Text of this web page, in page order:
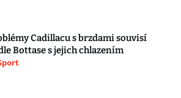
Cadillacu s brzdami souvisí
Bottase s jejich chlazením